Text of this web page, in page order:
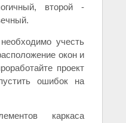
второй -
учесть
окон и
проект
ошибок на
каркаса